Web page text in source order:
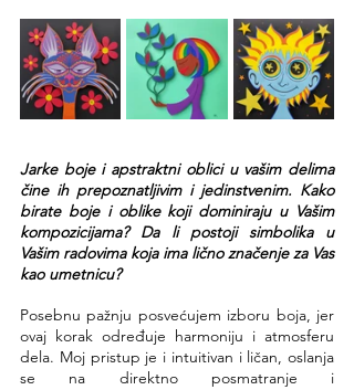
Jarke boje i apstraktni oblici u vašim delima
čine ih prepoznatljivim i jedinstvenim. Kako
birate boje i oblike koji dominiraju u Vašim
kompozicijama? Da li postoji simbolika u
Vašim radovima koja ima lično značenje za Vas
kao umetnicu?
Posebnu pažnju posvećujem izboru boja, jer
ovaj korak određuje harmoniju i atmosferu
dela. Moj pristup je i intuitivan i ličan, oslanja
se na direktno posmatranje i